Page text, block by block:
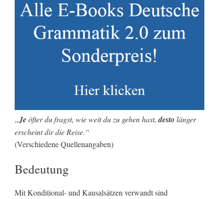
„Jeöfter du fragst, wie weit du zu gehen hast,desto länger
erscheint dir die Reise.“
(Verschiedene Quellenangaben)
Bedeutung
Mit Konditional- und Kausalsätzen verwandt sind